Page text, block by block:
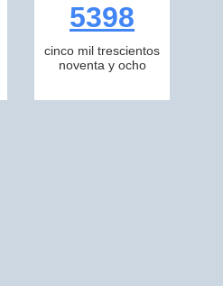
5398
cinco mil trescientos
noventa y ocho